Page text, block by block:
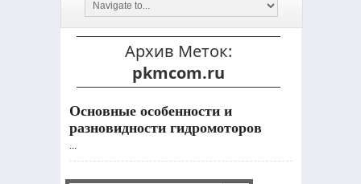
Архив Меток:
pkmcom.ru
Основные особенности и
разновидности гидромоторов
...